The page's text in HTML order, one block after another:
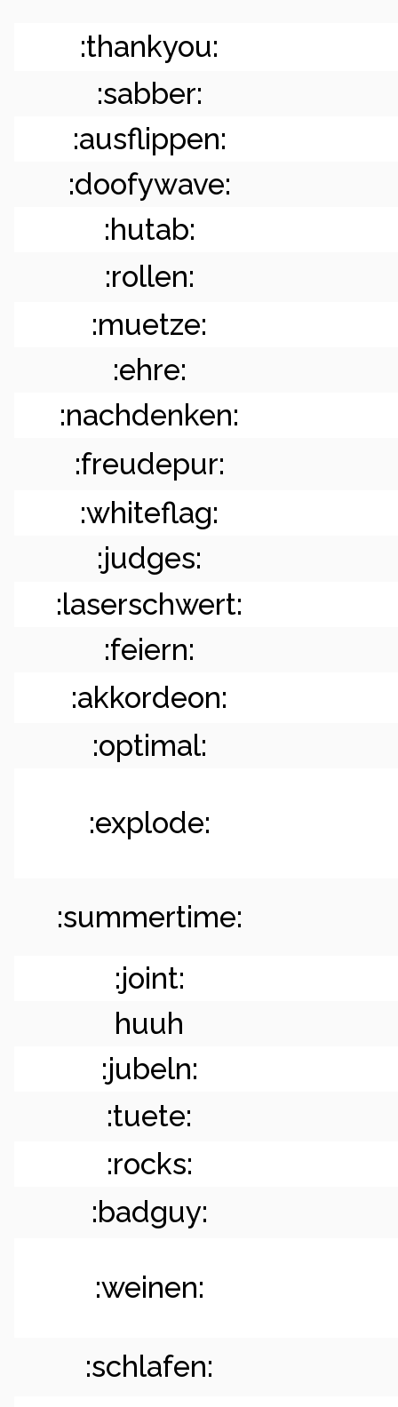
:thankyou:
:sabber:
:ausflippen:
:doofywave:
:hutab:
:rollen:
:muetze:
:ehre:
:nachdenken:
:freudepur:
:whiteflag:
:judges:
:laserschwert:
:feiern:
:akkordeon:
:optimal:
:explode:
:summertime:
:joint:
huuh
:jubeln:
:tuete:
:rocks:
:badguy:
:weinen:
:schlafen: